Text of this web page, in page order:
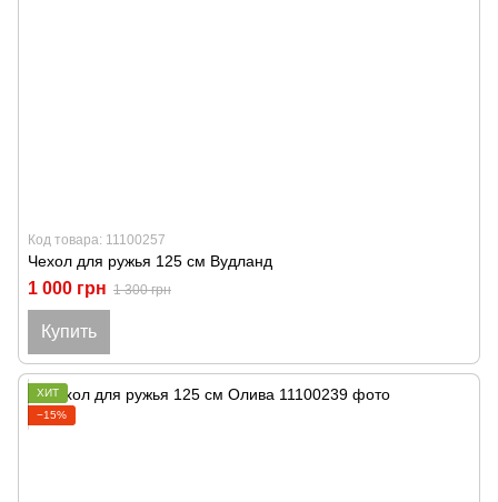
Код товара: 11100257
Чехол для ружья 125 см Вудланд
1 000 грн 1 300 грн
Купить
ХИТ
−15%